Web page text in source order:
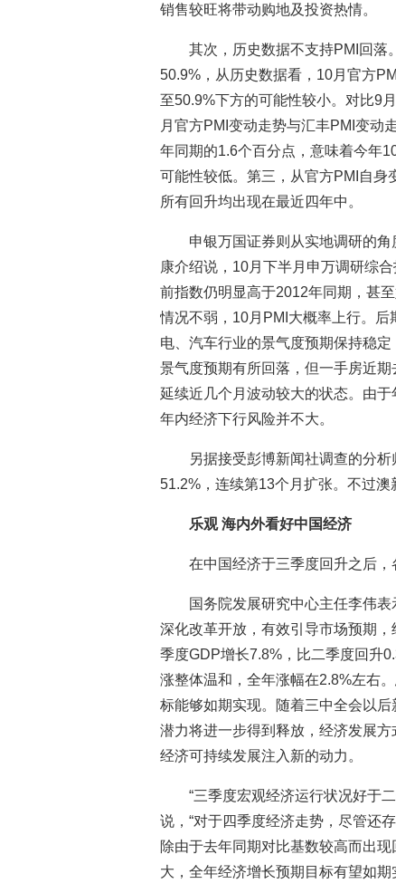
销售较旺将带动购地及投资热情。
其次，历史数据不支持PMI回落
50.9%，从历史数据看，10月官方
至50.9%下方的可能性较小。对比9
月官方PMI变动走势与汇丰PMI变动
年同期的1.6个百分点，意味着今年
可能性较低。第三，从官方PMI自身
所有回升均出现在最近四年中。
申银万国证券则从实地调研的
康介绍说，10月下半月申万调研综
前指数仍明显高于2012年同期，甚
情况不弱，10月PMI大概率上行。
电、汽车行业的景气度预期保持稳
景气度预期有所回落，但一手房近
延续近几个月波动较大的状态。由
年内经济下行风险并不大。
另据接受彭博新闻社调查的分
51.2%，连续第13个月扩张。不过澳
乐观 海内外看好中国经济
在中国经济于三季度回升之后，
国务院发展研究中心主任李伟
深化改革开放，有效引导市场预期
季度GDP增长7.8%，比二季度回升
涨整体温和，全年涨幅在2.8%左右
标能够如期实现。随着三中全会以
潜力将进一步得到释放，经济发展
经济可持续发展注入新的动力。
“三季度宏观经济运行状况好于
说，“对于四季度经济走势，尽管还
除由于去年同期对比基数较高而出
大，全年经济增长预期目标有望如期